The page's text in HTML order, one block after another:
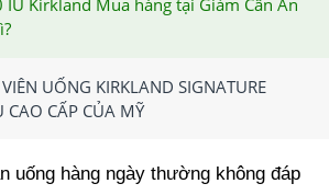
Kirkland Mua hàng tại Giảm Cân An
UỐNG KIRKLAND SIGNATURE
CẤP CỦA MỸ
uống hàng ngày thường không đáp